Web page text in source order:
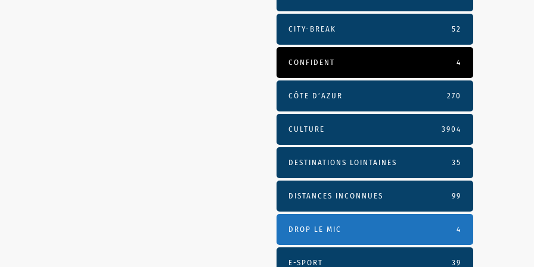
CITY-BREAK 52
CONFIDENT 4
CÔTE D’AZUR 270
CULTURE 3904
DESTINATIONS LOINTAINES 35
DISTANCES INCONNUES 99
DROP LE MIC 4
E-SPORT 39